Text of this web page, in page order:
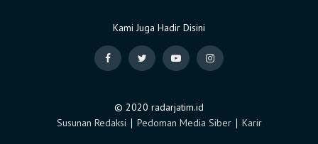
Kami Juga Hadir Disini
© 2020 radarjatim.id
Susunan Redaksi ∣ Pedoman Media Siber∣ Karir